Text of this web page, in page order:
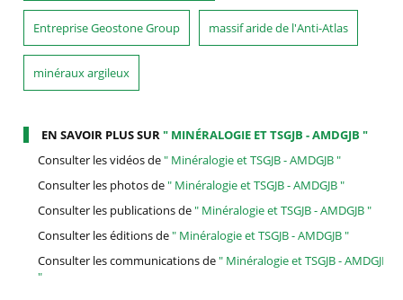
Entreprise Geostone Group massif aride de l'Anti-Atlas
minéraux argileux
EN SAVOIR PLUS SUR" MINÉRALOGIE ET TSGJB - AMDGJB "
Consulter les vidéos de" Minéralogie et TSGJB - AMDGJB "
Consulter les photos de" Minéralogie et TSGJB - AMDGJB "
Consulter les publications de" Minéralogie et TSGJB - AMDGJB "
Consulter les éditions de" Minéralogie et TSGJB - AMDGJB "
Consulter les communications de" Minéralogie et TSGJB - AMDGJB
"